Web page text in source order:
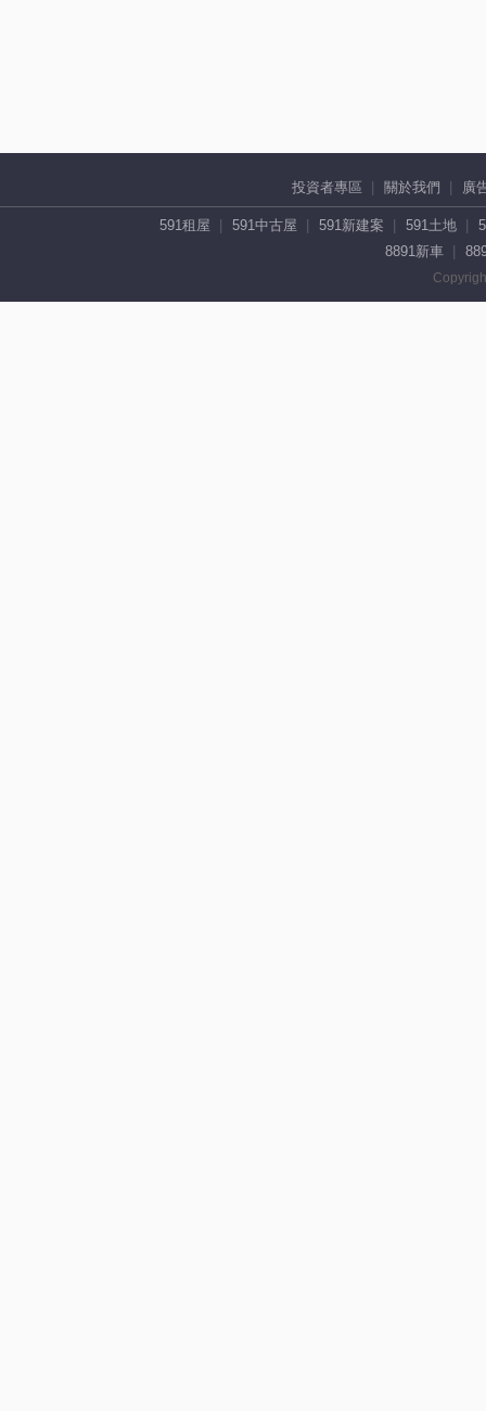
投資者專區 關於我們 廣
591租屋 591中古屋 591新建案 591土地
8891新車